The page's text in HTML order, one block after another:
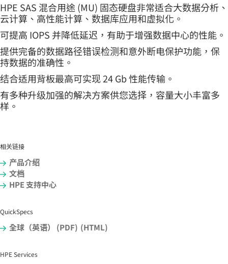
HPE SAS 混合用途 (MU) 固态硬盘非常适合大数据分析、
云计算、高性能计算、数据库应用和虚拟化。
可提高 IOPS 并降低延迟，有助于增强数据中心的性能。
提供完备的数据路径错误检测和意外断电保护功能，保
持数据的准确性。
结合适用背板最高可实现 24 Gb 性能传输。
有多种升级加强的解决方案供您选择，容量大小丰富多
样。
相关链接
产品介绍
文档
HPE 支持中心
QuickSpecs
全球（英语） (PDF) (HTML)
HPE Services